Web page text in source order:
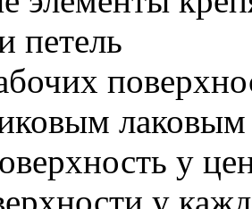
петель
у
у